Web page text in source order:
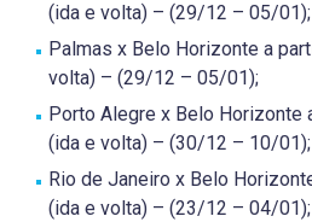
(ida e volta) – (29/12 – 05/01);
Palmas x Belo Horizonte a
volta) – (29/12 – 05/01);
Porto Alegre x Belo Horizonte
(ida e volta) – (30/12 – 10/01);
Rio de Janeiro x Belo
(ida e volta) – (23/12 – 04/01);